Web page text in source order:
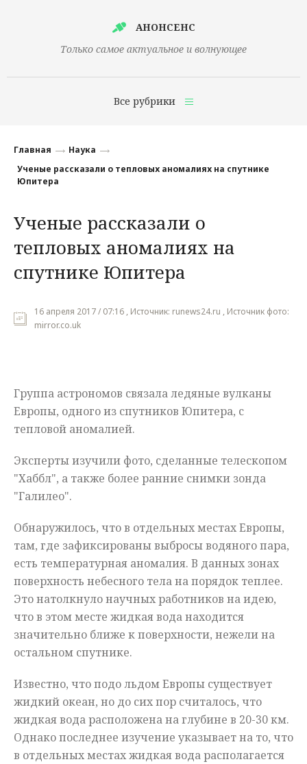
АНОНСЕНС
Только самое актуальное и волнующее
Все рубрики
Финансы
Наука
Культура
Общество
Мнения
Главная
Наука
Ученые рассказали о тепловых аномалиях на спутнике
Юпитера
Ученые рассказали о
тепловых аномалиях на
спутнике Юпитера
16 апреля 2017 / 07:16 , Источник: runews24.ru , Источник фото:
mirror.co.uk
Группа астрономов связала ледяные вулканы
Европы, одного из спутников Юпитера, с
тепловой аномалией.
Эксперты изучили фото, сделанные телескопом
"Хаббл", а также более ранние снимки зонда
"Галилео".
Обнаружилось, что в отдельных местах Европы,
там, где зафиксированы выбросы водяного пара,
есть температурная аномалия. В данных зонах
поверхность небесного тела на порядок теплее.
Это натолкнуло научных работников на идею,
что в этом месте жидкая вода находится
значительно ближе к поверхности, нежели на
остальном спутнике.
Известно, что подо льдом Европы существует
жидкий океан, но до сих пор считалось, что
жидкая вода расположена на глубине в 20-30 км.
Однако последнее изучение указывает на то, что
в отдельных местах жидкая вода располагается